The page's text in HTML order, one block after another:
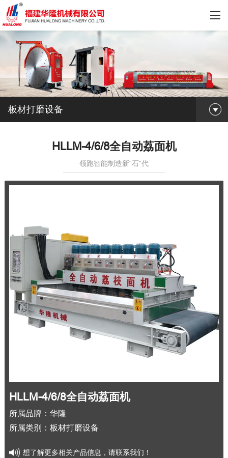
板材打磨设备
HLLM-4/6/8全自动荔面机
领跑智能制造新“石”代
HLLM-4/6/8全自动荔面机
所属品牌：华隆
所属类别：板材打磨设备
想了解更多相关产品信息，请联系我们！